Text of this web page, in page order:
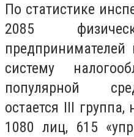
По статистике
2085
систему
популярной
остается ІІІ
1080 лиц, 615